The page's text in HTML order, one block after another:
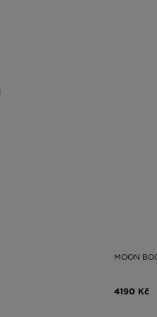
MOON
4190 Kč